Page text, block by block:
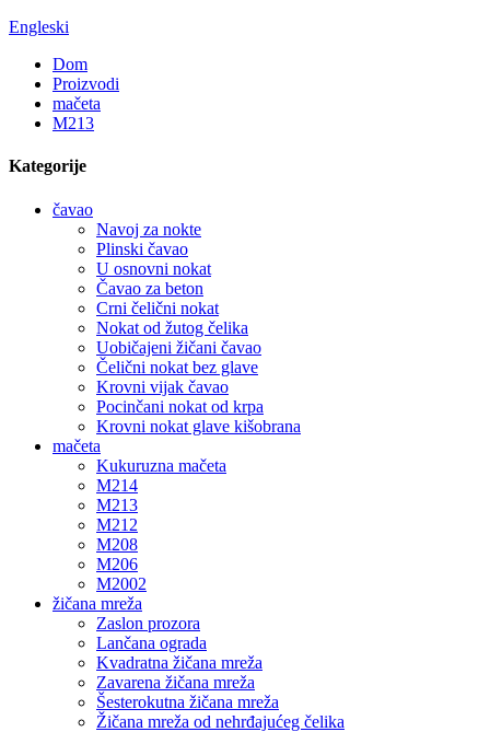
Engleski
Dom
Proizvodi
mačeta
M213
Kategorije
čavao
Navoj za nokte
Plinski čavao
U osnovni nokat
Čavao za beton
Crni čelični nokat
Nokat od žutog čelika
Uobičajeni žičani čavao
Čelični nokat bez glave
Krovni vijak čavao
Pocinčani nokat od krpa
Krovni nokat glave kišobrana
mačeta
Kukuruzna mačeta
M214
M213
M212
M208
M206
M2002
žičana mreža
Zaslon prozora
Lančana ograda
Kvadratna žičana mreža
Zavarena žičana mreža
Šesterokutna žičana mreža
Žičana mreža od nehrđajućeg čelika